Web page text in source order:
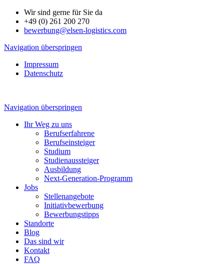
Wir sind gerne für Sie da
+49 (0) 261 200 270
bewerbung@elsen-logistics.com
Navigation überspringen
Impressum
Datenschutz
Navigation überspringen
Ihr Weg zu uns
Berufserfahrene
Berufseinsteiger
Studium
Studienaussteiger
Ausbildung
Next-Generation-Programm
Jobs
Stellenangebote
Initiativbewerbung
Bewerbungstipps
Standorte
Blog
Das sind wir
Kontakt
FAQ